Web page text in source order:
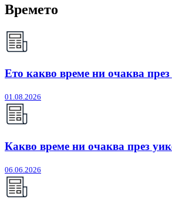
Времето
Ето какво време ни очаква
01.08.2026
Какво време ни очаква през
06.06.2026